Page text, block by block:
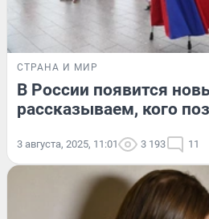
СТРАНА И МИР
В России появится
рассказываем, кого
3 августа, 2025, 11:01 3 193 11